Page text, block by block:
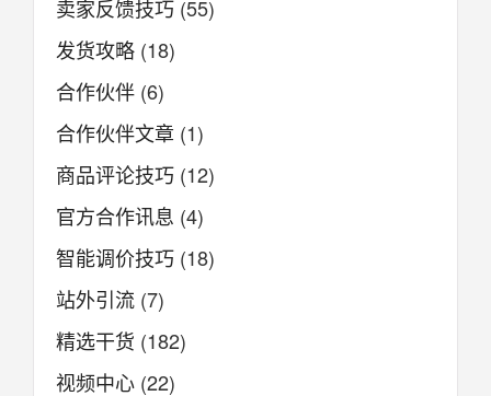
卖家反馈技巧 (55)
发货攻略 (18)
合作伙伴 (6)
合作伙伴文章 (1)
商品评论技巧 (12)
官方合作讯息 (4)
智能调价技巧 (18)
站外引流 (7)
精选干货 (182)
视频中心 (22)